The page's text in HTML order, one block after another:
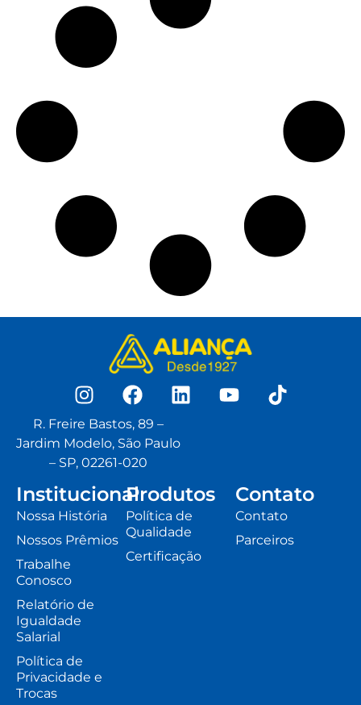
R. Freire Bastos, 89 –
Jardim Modelo, São Paulo
– SP, 02261-020
Institucional
Nossa História
Nossos Prêmios
Trabalhe
Conosco
Relatório de
Igualdade
Salarial
Política de
Privacidade e
Trocas
Produtos
Política de
Qualidade
Certificação
Contato
Contato
Parceiros